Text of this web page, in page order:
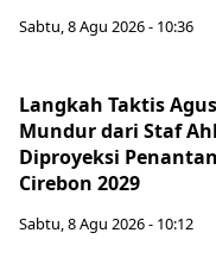
Sabtu, 8 Agu 2026 - 10:36
Langkah Taktis
Mundur dari Staf
Diproyeksi
Cirebon 2029
Sabtu, 8 Agu 2026 - 10:12